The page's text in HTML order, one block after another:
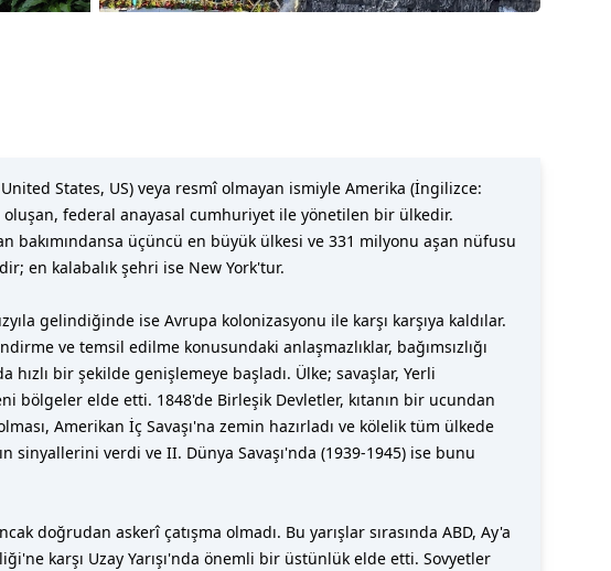
States, US) veya resmî olmayan ismiyle Amerika (İngilizce:
federal anayasal cumhuriyet ile yönetilen bir ülkedir.
bakımındansa üçüncü en büyük ülkesi ve 331 milyonu aşan nüfusu
en kalabalık şehri ise New York'tur.
gelindiğinde ise Avrupa kolonizasyonu ile karşı karşıya kaldılar.
ve temsil edilme konusundaki anlaşmazlıklar, bağımsızlığı
hızlı bir şekilde genişlemeye başladı. Ülke; savaşlar, Yerli
bölgeler elde etti. 1848'de Birleşik Devletler, kıtanın bir ucundan
Amerikan İç Savaşı'na zemin hazırladı ve kölelik tüm ülkede
sinyallerini verdi ve II. Dünya Savaşı'nda (1939-1945) ise bunu
doğrudan askerî çatışma olmadı. Bu yarışlar sırasında ABD, Ay'a
karşı Uzay Yarışı'nda önemli bir üstünlük elde etti. Sovyetler